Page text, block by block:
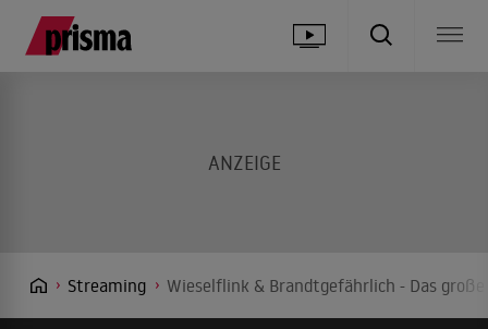
Streaming Wieselflink & Brandtgefährlich - Das